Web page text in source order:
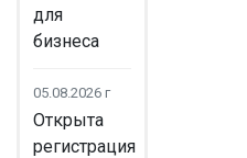
для
бизнеса
05.08.2026 г
Открыта
регистрация